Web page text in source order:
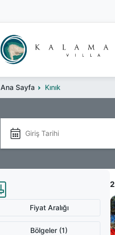
Ana Sayfa Kınık
Fiyat Aralığı
Bölgeler (1)
2